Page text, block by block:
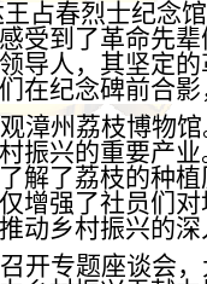
占春烈士纪念
受到了革命先
导人，其坚定
在纪念碑前合
漳州荔枝博物
振兴的重要产
解了荔枝的种
增强了社员们
动乡村振兴的深
开专题座谈会